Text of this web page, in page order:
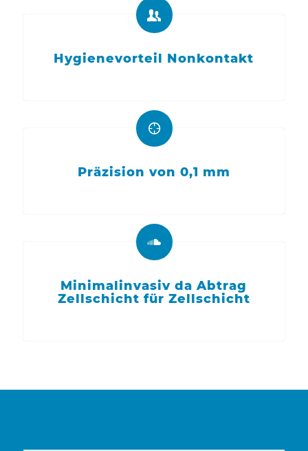
Hygienevorteil Nonkontakt
Präzision von 0,1 mm
Minimalinvasiv da Abtrag
Zellschicht für Zellschicht